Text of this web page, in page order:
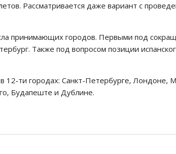
Рассматривается даже вариант с
принимающих городов. Первыми под
Также под вопросом позиции
12-ти городах: Санкт-Петербурге, Лондоне,
Будапеште и Дублине.